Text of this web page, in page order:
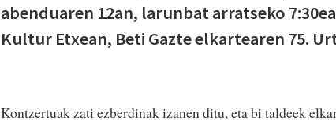
abenduaren 12an, larunbat arratseko
Kultur Etxean, Beti Gazte elkartearen 75.
Kontzertuak zati ezberdinak izanen ditu, eta bi taldeek